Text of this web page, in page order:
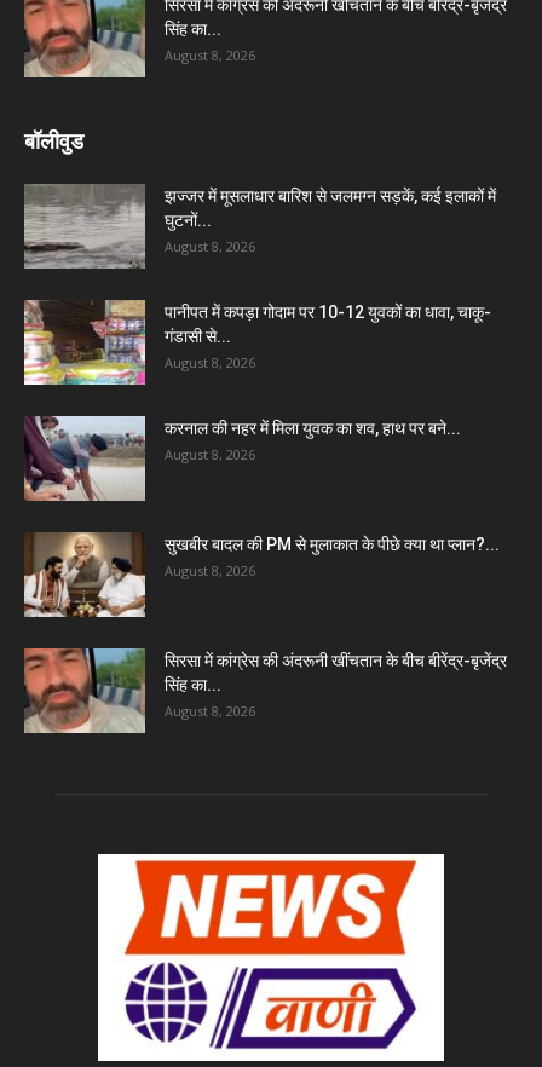
सिरसा में कांग्रेस की अंदरूनी खींचतान के बीच बीरेंद्र-बृजेंद्र
सिंह का...
August 8, 2026
बॉलीवुड
झज्जर में मूसलाधार बारिश से जलमग्न सड़कें, कई इलाकों में
घुटनों...
August 8, 2026
पानीपत में कपड़ा गोदाम पर 10-12 युवकों का धावा, चाकू-
गंडासी से...
August 8, 2026
करनाल की नहर में मिला युवक का शव, हाथ पर बने...
August 8, 2026
सुखबीर बादल की PM से मुलाकात के पीछे क्या था प्लान?...
August 8, 2026
सिरसा में कांग्रेस की अंदरूनी खींचतान के बीच बीरेंद्र-बृजेंद्र
सिंह का...
August 8, 2026